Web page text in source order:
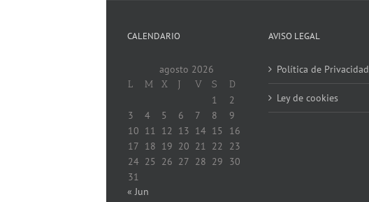
CALENDARIO
agosto 2026
L M X J V S D
1
2
3
4 5 6 7 8
9
10 11 12 13 14 15
16
17 18 19 20 21 22
23
24 25 26 27 28 29
30
31
« Jun
AVISO LEGAL
Política de Privacidad
Ley de cookies